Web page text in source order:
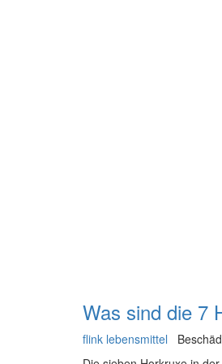
Was sind die 7
flink lebensmittel